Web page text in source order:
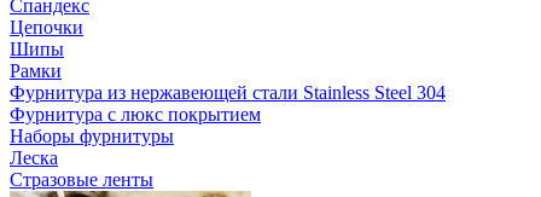
Спандекс
Цепочки
Шипы
Рамки
Фурнитура из нержавеющей стали Stainless Steel 304
Фурнитура с люкс покрытием
Наборы фурнитуры
Леска
Стразовые ленты